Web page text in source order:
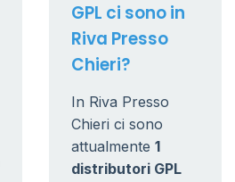
GPL ci sono in
Riva Presso
Chieri?
In Riva Presso
Chieri ci sono
attualmente 1
distributori GPL